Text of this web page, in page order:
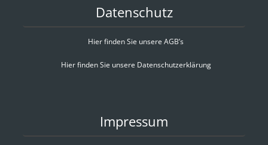
Datenschutz
Hier finden Sie unsere AGB’s
Hier finden Sie unsere Datenschutzerklärung
Impressum